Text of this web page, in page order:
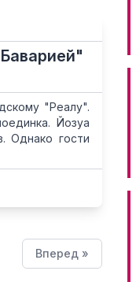
"Реалу".
Йозуа
Однако гости
Вперед »